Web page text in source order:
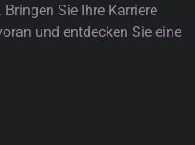
Sie Ihre Karriere
und entdecken Sie eine